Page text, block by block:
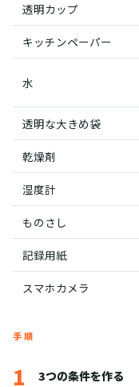
透明カップ
キッチンペーパー
水
透明な大きめ袋
乾燥剤
湿度計
ものさし
記録用紙
スマホカメラ
手順
1
3つの条件を作る